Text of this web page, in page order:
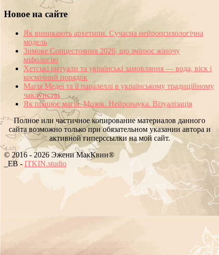
Новое на сайте
Як виникають архетипи. Сучасна нейропсихологічна
модель
Зимове Сонцестояння 2026, що змінює жіночу
міфологію
Хетські ритуали та українські замовляння — вода, віск і
космічний порядок
Магія Медеї та її паралеллі в українському традиційному
чаклунстві
Як працює магія. Мозок. Нейронаука. Візуалізація
Полное или частичное копирование материалов данного
сайта возможно только при обязательном указании автора и
активной гиперссылки на мой сайт.
© 2016 - 2026 Эжени МакКвин®
SEO -ITKIN.studio